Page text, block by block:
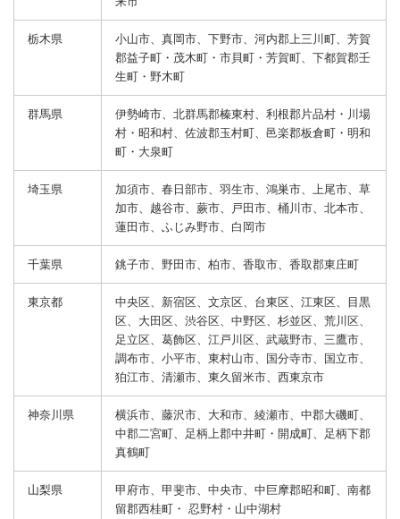
栃木県
小山市、真岡市、下野市、河内郡上三川町、芳賀
郡益子町・茂木町・市貝町・芳賀町、下都賀郡壬
生町・野木町
群馬県
伊勢崎市、北群馬郡榛東村、利根郡片品村・川場
村・昭和村、佐波郡玉村町、邑楽郡板倉町・明和
町・大泉町
埼玉県
加須市、春日部市、羽生市、鴻巣市、上尾市、草
加市、越谷市、蕨市、戸田市、桶川市、北本市、
蓮田市、ふじみ野市、白岡市
千葉県 銚子市、野田市、柏市、香取市、香取郡東庄町
東京都
中央区、新宿区、文京区、台東区、江東区、目黒
区、大田区、渋谷区、中野区、杉並区、荒川区、
足立区、葛飾区、江戸川区、武蔵野市、三鷹市、
調布市、小平市、東村山市、国分寺市、国立市、
狛江市、清瀬市、東久留米市、西東京市
神奈川県
横浜市、藤沢市、大和市、綾瀬市、中郡大磯町、
中郡二宮町、足柄上郡中井町・開成町、足柄下郡
真鶴町
山梨県
甲府市、甲斐市、中央市、中巨摩郡昭和町、南都
留郡西桂町・ 忍野村・山中湖村